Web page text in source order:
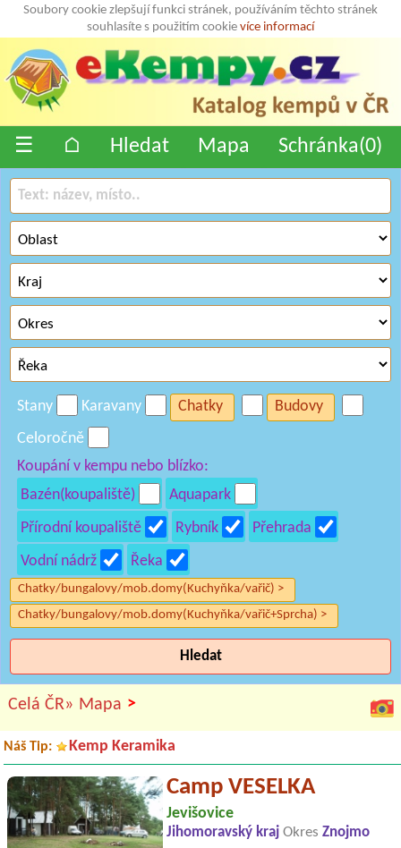
Soubory cookie zlepšují funkci stránek, používáním těchto stránek
souhlasíte s použitím cookie více informací
☰ ⌂ Hledat Mapa Schránka(0)
Stany Karavany Chatky
Budovy
Celoročně
Koupání v kempu nebo blízko:
Bazén(koupaliště)
Aquapark
Přírodní koupaliště
Rybník
Přehrada
Vodní nádrž
Řeka
Chatky/bungalovy/mob.domy(Kuchyňka/vařič) >
Chatky/bungalovy/mob.domy(Kuchyňka/vařič+Sprcha) >
Hledat
Celá ČR» Mapa >
Náš Tip: Kemp Keramika
Camp VESELKA
Jevišovice
Jihomoravský kraj Okres Znojmo